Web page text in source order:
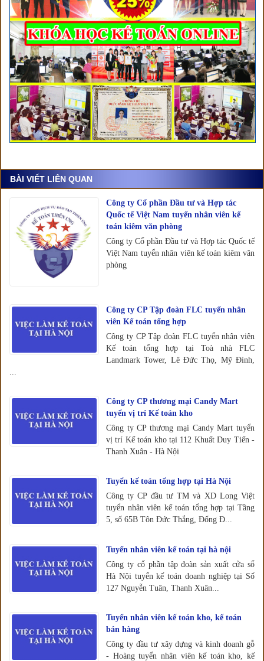
BÀI VIẾT LIÊN QUAN
Công ty Cổ phần Đầu tư và Hợp tác
Quốc tế Việt Nam tuyển nhân viên kế
toán kiêm văn phòng
Công ty Cổ phần Đầu tư và Hợp tác Quốc tế
Việt Nam tuyển nhân viên kế toán kiêm văn
phòng
Công ty CP Tập đoàn FLC tuyển nhân
viên Kế toán tổng hợp
Công ty CP Tập đoàn FLC tuyển nhân viên
Kế toán tổng hợp tại Toà nhà FLC
Landmark Tower, Lê Đức Thọ, Mỹ Đình,
...
Công ty CP thương mại Candy Mart
tuyển vị trí Kế toán kho
Công ty CP thương mại Candy Mart tuyển
vị trí Kế toán kho tại 112 Khuất Duy Tiến -
Thanh Xuân - Hà Nội
Tuyển kế toán tổng hợp tại Hà Nội
Công ty CP đầu tư TM và XD Long Việt
tuyển nhân viên kế toán tổng hợp tại Tầng
5, số 65B Tôn Đức Thắng, Đống Đ...
Tuyển nhân viên kế toán tại hà nội
Công ty cổ phần tập đoàn sản xuất cửa sổ
Hà Nội tuyển kế toán doanh nghiệp tại Số
127 Nguyễn Tuân, Thanh Xuân...
Tuyển nhân viên kế toán kho, kế toán
bán hàng
Công ty đầu tư xây dựng và kinh doanh gỗ
- Hoàng tuyển nhân viên kế toán kho, kế